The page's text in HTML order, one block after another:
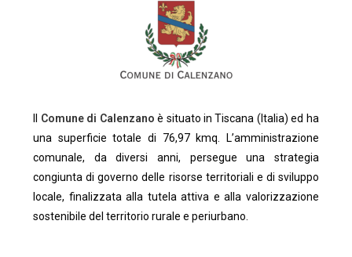
Comune di Calenzano è situato in Tiscana (Italia) ed ha
una superficie totale di 76,97 kmq. L’amministrazione
comunale, da diversi anni, persegue una strategia
congiunta di governo delle risorse territoriali e di sviluppo
locale, finalizzata alla tutela attiva e alla valorizzazione
sostenibile del territorio rurale e periurbano.